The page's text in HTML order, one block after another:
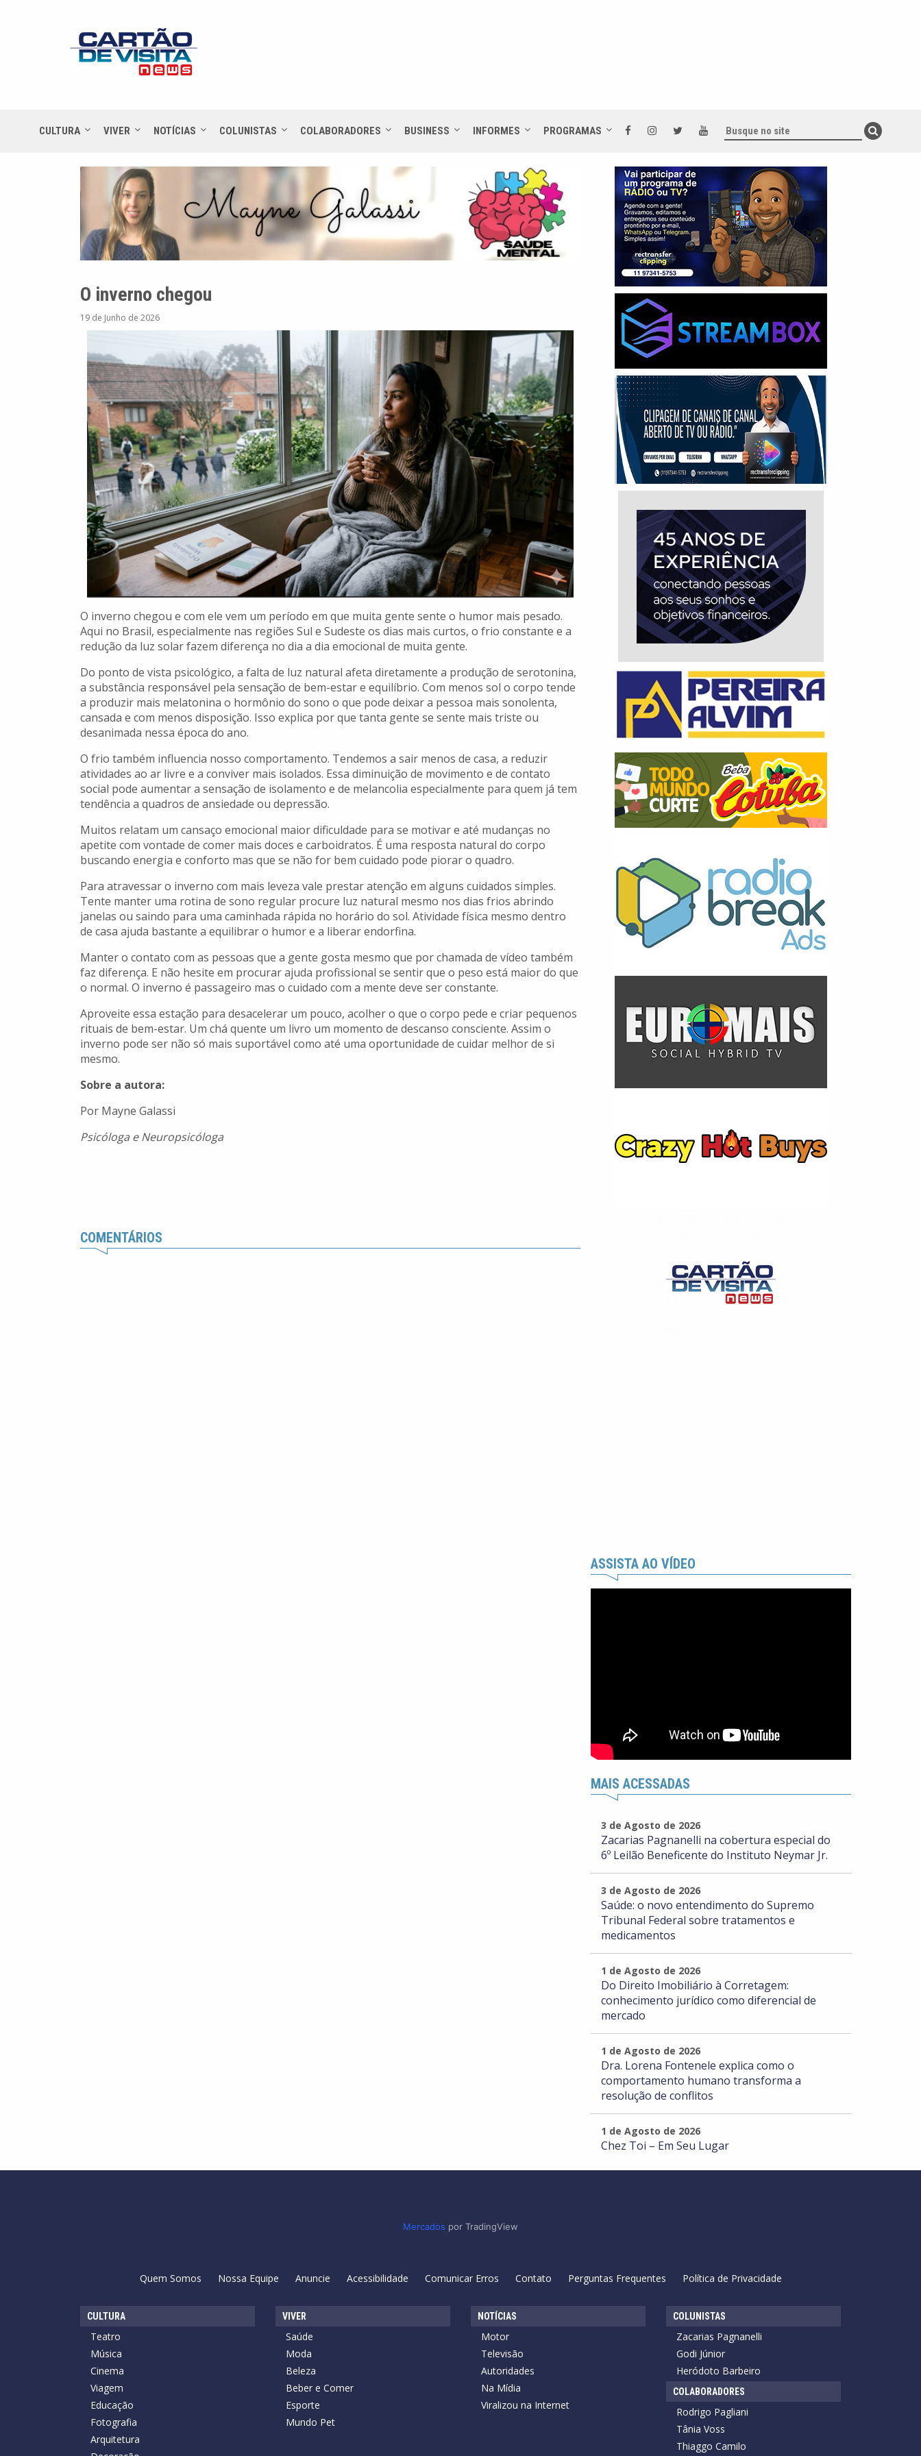
CULTURA VIVER NOTÍCIAS COLUNISTAS COLABORADORES BUSINESS INFORMES PROGRAMAS
O inverno chegou
19 de Junho de 2026
O inverno chegou e com ele vem um período em que muita gente sente o humor mais pesado.
Aqui no Brasil, especialmente nas regiões Sul e Sudeste os dias mais curtos, o frio constante e a
redução da luz solar fazem diferença no dia a dia emocional de muita gente.
Do ponto de vista psicológico, a falta de luz natural afeta diretamente a produção de serotonina,
a substância responsável pela sensação de bem-estar e equilíbrio. Com menos sol o corpo tende
a produzir mais melatonina o hormônio do sono o que pode deixar a pessoa mais sonolenta,
cansada e com menos disposição. Isso explica por que tanta gente se sente mais triste ou
desanimada nessa época do ano.
O frio também influencia nosso comportamento. Tendemos a sair menos de casa, a reduzir
atividades ao ar livre e a conviver mais isolados. Essa diminuição de movimento e de contato
social pode aumentar a sensação de isolamento e de melancolia especialmente para quem já tem
tendência a quadros de ansiedade ou depressão.
Muitos relatam um cansaço emocional maior dificuldade para se motivar e até mudanças no
apetite com vontade de comer mais doces e carboidratos. É uma resposta natural do corpo
buscando energia e conforto mas que se não for bem cuidado pode piorar o quadro.
Para atravessar o inverno com mais leveza vale prestar atenção em alguns cuidados simples.
Tente manter uma rotina de sono regular procure luz natural mesmo nos dias frios abrindo
janelas ou saindo para uma caminhada rápida no horário do sol. Atividade física mesmo dentro
de casa ajuda bastante a equilibrar o humor e a liberar endorfina.
Manter o contato com as pessoas que a gente gosta mesmo que por chamada de vídeo também
faz diferença. E não hesite em procurar ajuda profissional se sentir que o peso está maior do que
o normal. O inverno é passageiro mas o cuidado com a mente deve ser constante.
Aproveite essa estação para desacelerar um pouco, acolher o que o corpo pede e criar pequenos
rituais de bem-estar. Um chá quente um livro um momento de descanso consciente. Assim o
inverno pode ser não só mais suportável como até uma oportunidade de cuidar melhor de si
mesmo.
Sobre a autora:
Por Mayne Galassi
Psicóloga e Neuropsicóloga
COMENTÁRIOS
ASSISTA AO VÍDEO
MAIS ACESSADAS
3 de Agosto de 2026
Zacarias Pagnanelli na cobertura especial do
6º Leilão Beneficente do Instituto Neymar Jr.
3 de Agosto de 2026
Saúde: o novo entendimento do Supremo
Tribunal Federal sobre tratamentos e
medicamentos
1 de Agosto de 2026
Do Direito Imobiliário à Corretagem:
conhecimento jurídico como diferencial de
mercado
1 de Agosto de 2026
Dra. Lorena Fontenele explica como o
comportamento humano transforma a
resolução de conflitos
1 de Agosto de 2026
Chez Toi – Em Seu Lugar
Mercados por TradingView
Quem Somos Nossa Equipe Anuncie Acessibilidade Comunicar Erros Contato Perguntas Frequentes Política de Privacidade
CULTURA
Teatro
Música
Cinema
Viagem
Educação
Fotografia
Arquitetura
VIVER
Saúde
Moda
Beleza
Beber e Comer
Esporte
Mundo Pet
NOTÍCIAS
Motor
Televisão
Autoridades
Na Mídia
Viralizou na Internet
COLUNISTAS
Zacarias Pagnanelli
Godi Júnior
Heródoto Barbeiro
COLABORADORES
Rodrigo Pagliani
Tânia Voss
Thiaggo Camilo